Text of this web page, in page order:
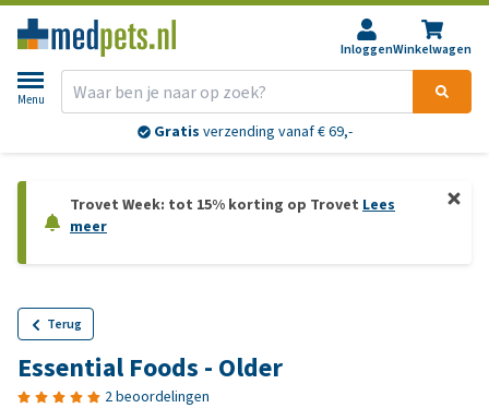
InloggenWinkelwagen
Menu
Gratis verzending vanaf € 69,-
Trovet Week: tot 15% korting op Trovet Lees
meer
Terug
Essential Foods - Older
2 beoordelingen